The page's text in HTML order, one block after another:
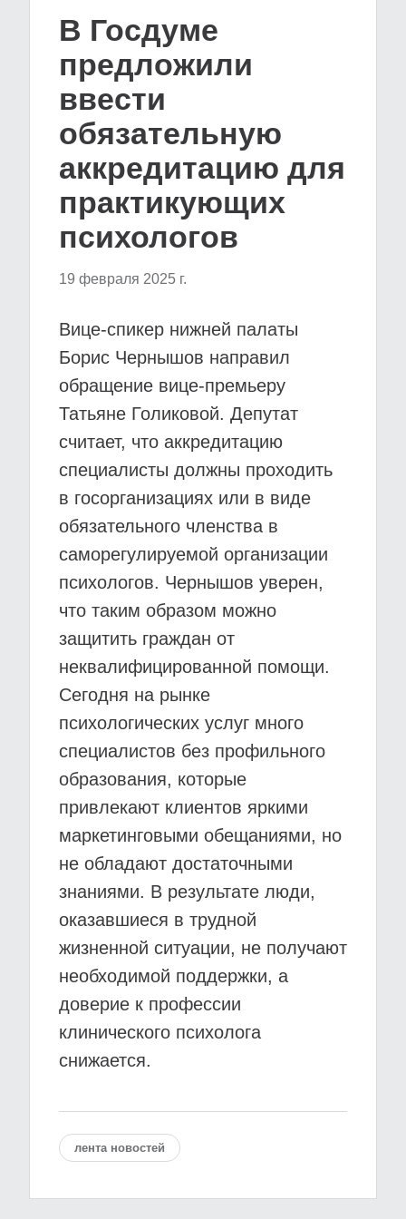
В Госдуме
предложили
ввести
обязательную
аккредитацию для
практикующих
психологов
19 февраля 2025 г.
Вице-спикер нижней палаты
Борис Чернышов направил
обращение вице-премьеру
Татьяне Голиковой. Депутат
считает, что аккредитацию
специалисты должны проходить
в госорганизациях или в виде
обязательного членства в
саморегулируемой организации
психологов. Чернышов уверен,
что таким образом можно
защитить граждан от
неквалифицированной помощи.
Сегодня на рынке
психологических услуг много
специалистов без профильного
образования, которые
привлекают клиентов яркими
маркетинговыми обещаниями, но
не обладают достаточными
знаниями. В результате люди,
оказавшиеся в трудной
жизненной ситуации, не получают
необходимой поддержки, а
доверие к профессии
клинического психолога
снижается.
лента новостей